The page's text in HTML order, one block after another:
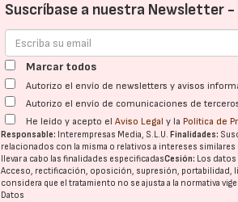
Suscríbase a nuestra Newsletter -
Marcar todos
Autorizo el envío de newsletters y avisos
Autorizo el envío de comunicaciones de
He leído y acepto elAviso Legal y la Política de
Responsable: Interempresas Media, S.L.U. Finalidades:
relacionados con la misma o relativos a intereses
llevar a cabo las finalidades especificadasCesión: Los
Acceso, rectificación, oposición, supresión, portabilidad,
considera que el tratamiento no se ajusta a la normativa
Datos